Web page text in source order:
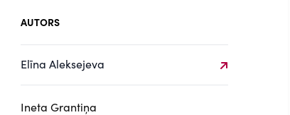
AUTORS
Elīna Aleksejeva
Ineta Grantiņa